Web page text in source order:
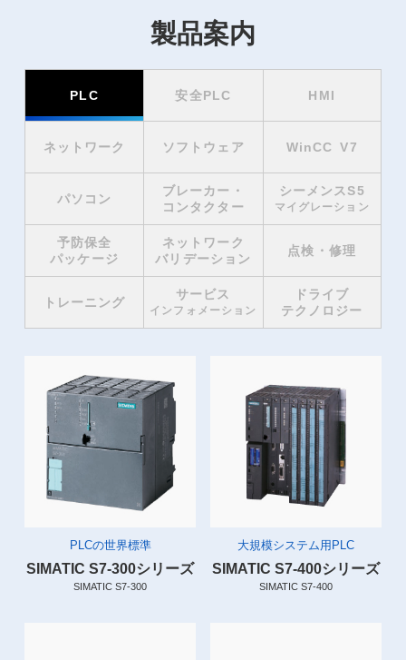
製品案内
PLC 安全PLC HMI
ネットワーク ソフトウェア WinCC V7
パソコン
ブレーカー・
コンタクター
シーメンスS5
マイグレーション
予防保全
パッケージ
ネットワーク
バリデーション
点検・修理
トレーニング
サービス
インフォメーション
ドライブ
テクノロジー
PLCの世界標準
SIMATIC S7-300シリーズ
SIMATIC S7-300
大規模システム用PLC
SIMATIC S7-400シリーズ
SIMATIC S7-400